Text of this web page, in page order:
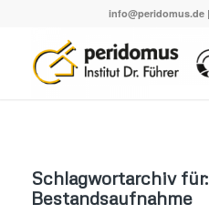
info@peridomus.de|
Schlagwortarchiv für:
Bestandsaufnahme